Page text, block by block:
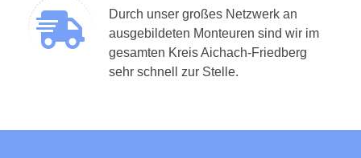
Durch unser großes Netzwerk an
ausgebildeten Monteuren sind wir im
gesamten Kreis Aichach-Friedberg
sehr schnell zur Stelle.